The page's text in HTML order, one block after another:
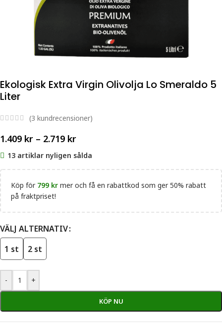
Ekologisk Extra Virgin Olivolja Lo Smeraldo 5
Liter
(3 kundrecensioner)
1.409 kr – 2.719 kr
13
Köp för 799 kr mer och få en rabattkod som ger 50% rabatt
på fraktpriset!
VÄLJ ALTERNATIV
1 st
2 st
- +
KÖP NU